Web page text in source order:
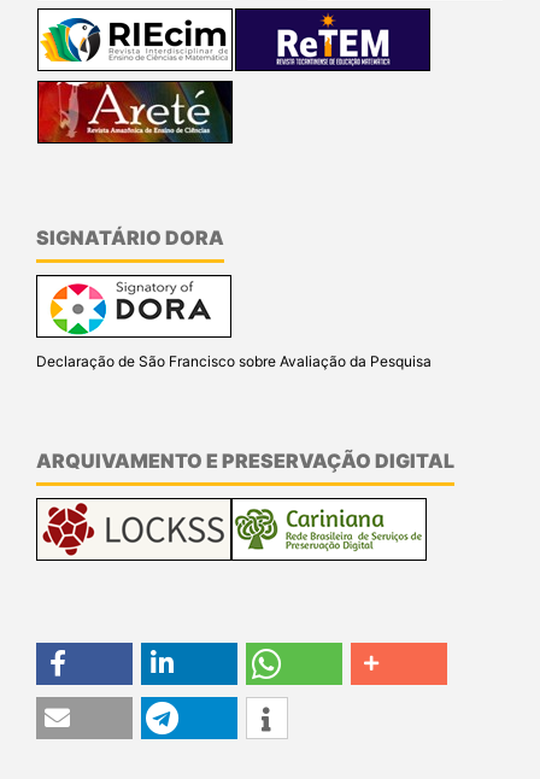
SIGNATÁRIO DORA
Declaração de São Francisco sobre Avaliação da Pesquisa
ARQUIVAMENTO E PRESERVAÇÃO DIGITAL